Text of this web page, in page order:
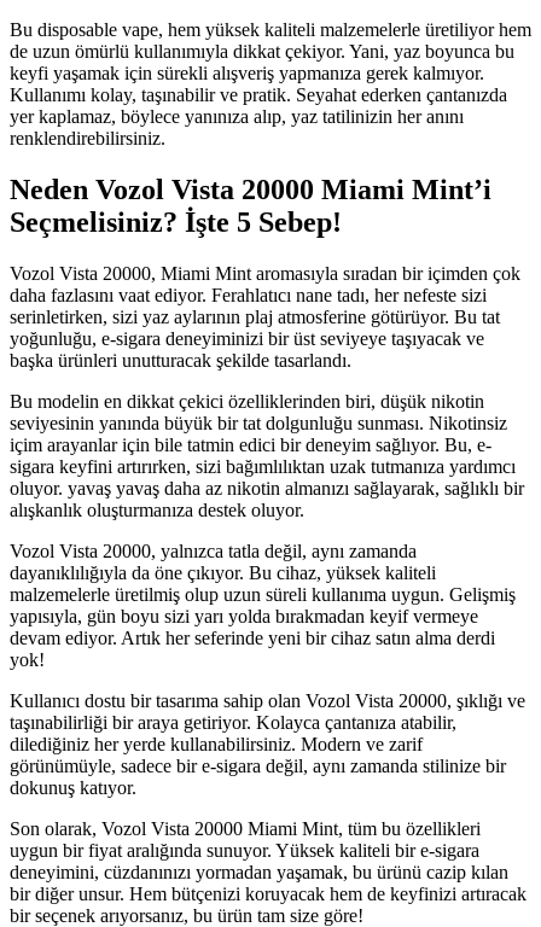
Bu disposable vape, hem yüksek kaliteli malzemelerle üretiliyor hem
de uzun ömürlü kullanımıyla dikkat çekiyor. Yani, yaz boyunca bu
keyfi yaşamak için sürekli alışveriş yapmanıza gerek kalmıyor.
Kullanımı kolay, taşınabilir ve pratik. Seyahat ederken çantanızda
yer kaplamaz, böylece yanınıza alıp, yaz tatilinizin her anını
renklendirebilirsiniz.
Neden Vozol Vista 20000 Miami Mint’i
Seçmelisiniz? İşte 5 Sebep!
Vozol Vista 20000, Miami Mint aromasıyla sıradan bir içimden çok
daha fazlasını vaat ediyor. Ferahlatıcı nane tadı, her nefeste sizi
serinletirken, sizi yaz aylarının plaj atmosferine götürüyor. Bu tat
yoğunluğu, e-sigara deneyiminizi bir üst seviyeye taşıyacak ve
başka ürünleri unutturacak şekilde tasarlandı.
Bu modelin en dikkat çekici özelliklerinden biri, düşük nikotin
seviyesinin yanında büyük bir tat dolgunluğu sunması. Nikotinsiz
içim arayanlar için bile tatmin edici bir deneyim sağlıyor. Bu, e-
sigara keyfini artırırken, sizi bağımlılıktan uzak tutmanıza yardımcı
oluyor. yavaş yavaş daha az nikotin almanızı sağlayarak, sağlıklı bir
alışkanlık oluşturmanıza destek oluyor.
Vozol Vista 20000, yalnızca tatla değil, aynı zamanda
dayanıklılığıyla da öne çıkıyor. Bu cihaz, yüksek kaliteli
malzemelerle üretilmiş olup uzun süreli kullanıma uygun. Gelişmiş
yapısıyla, gün boyu sizi yarı yolda bırakmadan keyif vermeye
devam ediyor. Artık her seferinde yeni bir cihaz satın alma derdi
yok!
Kullanıcı dostu bir tasarıma sahip olan Vozol Vista 20000, şıklığı ve
taşınabilirliği bir araya getiriyor. Kolayca çantanıza atabilir,
dilediğiniz her yerde kullanabilirsiniz. Modern ve zarif
görünümüyle, sadece bir e-sigara değil, aynı zamanda stilinize bir
dokunuş katıyor.
Son olarak, Vozol Vista 20000 Miami Mint, tüm bu özellikleri
uygun bir fiyat aralığında sunuyor. Yüksek kaliteli bir e-sigara
deneyimini, cüzdanınızı yormadan yaşamak, bu ürünü cazip kılan
bir diğer unsur. Hem bütçenizi koruyacak hem de keyfinizi artıracak
bir seçenek arıyorsanız, bu ürün tam size göre!